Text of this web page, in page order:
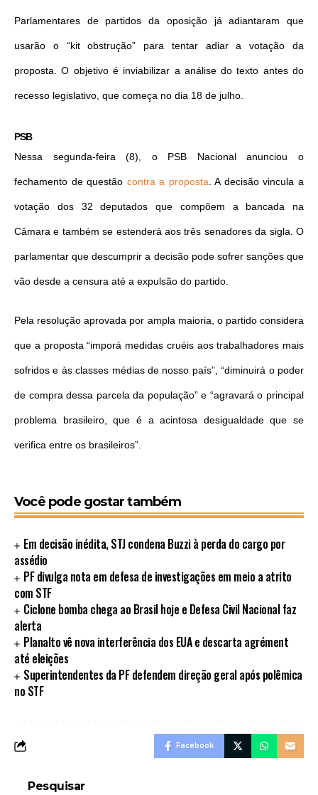
Parlamentares de partidos da oposição já adiantaram que
usarão o “kit obstrução” para tentar adiar a votação da
proposta. O objetivo é inviabilizar a análise do texto antes do
recesso legislativo, que começa no dia 18 de julho.
PSB
Nessa segunda-feira (8), o PSB Nacional anunciou o
fechamento de questão contra a proposta . A decisão vincula a
votação dos 32 deputados que compõem a bancada na
Câmara e também se estenderá aos três senadores da sigla. O
parlamentar que descumprir a decisão pode sofrer sanções que
vão desde a censura até a expulsão do partido.
Pela resolução aprovada por ampla maioria, o partido considera
que a proposta “imporá medidas cruéis aos trabalhadores mais
sofridos e às classes médias de nosso país”, “diminuirá o poder
de compra dessa parcela da população” e “agravará o principal
problema brasileiro, que é a acintosa desigualdade que se
verifica entre os brasileiros”.
Você pode gostar também
Em decisão inédita, STJ condena Buzzi à perda do cargo por
assédio
PF divulga nota em defesa de investigações em meio a atrito
com STF
Ciclone bomba chega ao Brasil hoje e Defesa Civil Nacional faz
alerta
Planalto vê nova interferência dos EUA e descarta agrément
até eleições
Superintendentes da PF defendem direção geral após polêmica
no STF
Facebook
Pesquisar